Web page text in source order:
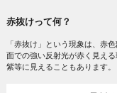
赤抜けって何？
「赤抜け」という現象は、赤
面での強い反射光が赤く見え
紫等に見えることもあります。